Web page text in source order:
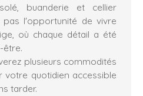
buanderie et cellier
pas l'opportunité de vivre
où chaque détail a été
être.
plusieurs commodités
votre quotidien accessible
tarder.